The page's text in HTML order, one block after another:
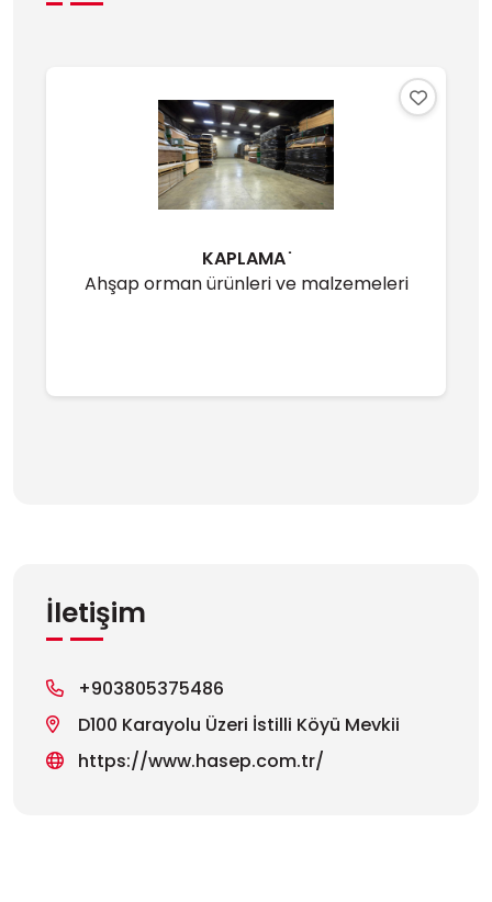
KAPLAMA ̇
Ahşap orman ürünleri ve malzemeleri
İletişim
+903805375486
D100 Karayolu Üzeri İstilli Köyü Mevkii
https://www.hasep.com.tr/